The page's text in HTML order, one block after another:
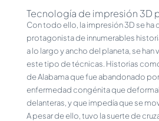
Tecnología de impresión 3D
Con todo ello, la impresión 3D se ha
protagonista de innumerables
a lo largo y ancho del planeta, se
este tipo de técnicas. Historias
de Alabama que fue abandonado por
enfermedad congénita que
delanteras, y que impedía que se
A pesar de ello, tuvo la suerte de